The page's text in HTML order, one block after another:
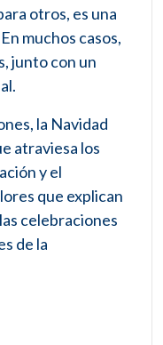
otros, es una
muchos casos,
junto con un
la Navidad
atraviesa los
y el
que explican
celebraciones
de la